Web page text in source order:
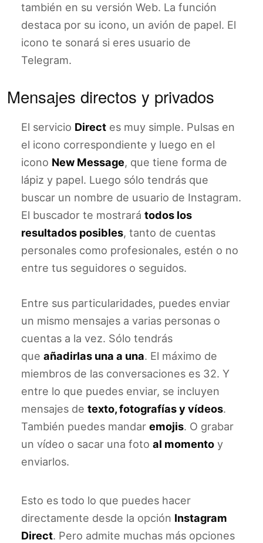
también en su versión Web. La función
destaca por su icono, un avión de papel. El
icono te sonará si eres usuario de
Telegram.
Mensajes directos y privados
El servicio Direct es muy simple. Pulsas en
el icono correspondiente y luego en el
icono New Message, que tiene forma de
lápiz y papel. Luego sólo tendrás que
buscar un nombre de usuario de Instagram.
El buscador te mostrará todos los
resultados posibles, tanto de cuentas
personales como profesionales, estén o no
entre tus seguidores o seguidos.
Entre sus particularidades, puedes enviar
un mismo mensajes a varias personas o
cuentas a la vez. Sólo tendrás
que añadirlas una a una. El máximo de
miembros de las conversaciones es 32. Y
entre lo que puedes enviar, se incluyen
mensajes de texto, fotografías y vídeos.
También puedes mandar emojis. O grabar
un vídeo o sacar una foto al momento y
enviarlos.
Esto es todo lo que puedes hacer
directamente desde la opción Instagram
Direct. Pero admite muchas más opciones